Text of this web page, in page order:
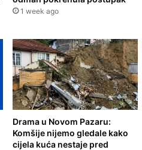
1 week ago
Drama u Novom Pazaru:
Komšije nijemo gledale kako
cijela kuća nestaje pred